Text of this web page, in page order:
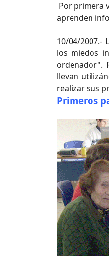
Por primera
aprenden
10/04/2007.-
los miedos
ordenador".
llevan
realizar sus
Primeros